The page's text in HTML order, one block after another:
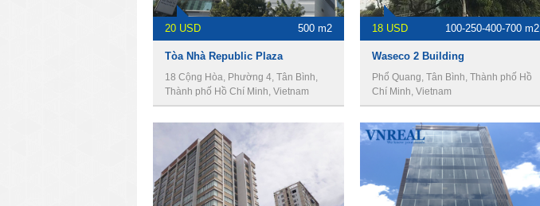
20 USD 500 m2
Tòa Nhà Republic Plaza
18 Cộng Hòa, Phường 4, Tân Bình,
Thành phố Hồ Chí Minh, Vietnam
18 USD 100-250-400-700 m2
Waseco 2 Building
Phổ Quang, Tân Bình, Thành phố Hồ
Chí Minh, Vietnam